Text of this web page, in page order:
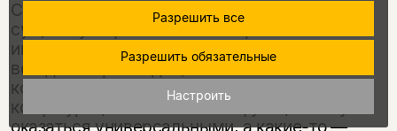
Сегодня он повсеместно распространен и
существует феномен инженерии без
инженеров, когда опыт чего бы то ни было
всегда не просто дан, но как бы
конструируется. Некоторые аспекты в этих
конфигурациях когнитивных функций могут
оказаться универсальными, а какие-то —
Разрешить все
Разрешить обязательные
Настроить